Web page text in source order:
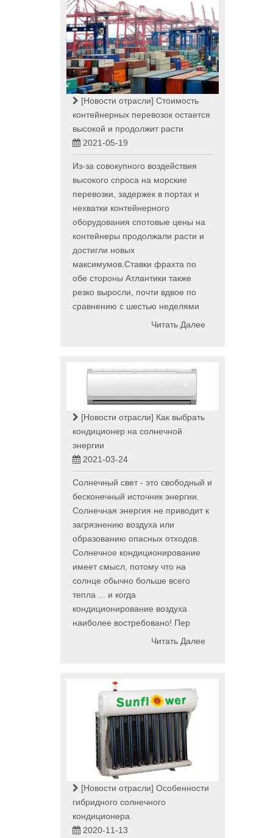
[Новости отрасли] Стоимость
контейнерных перевозок остается
высокой и продолжит расти
2021-05-19
Из-за совокупного воздействия
высокого спроса на морские
перевозки, задержек в портах и
нехватки контейнерного
оборудования спотовые цены на
контейнеры продолжали расти и
достигли новых
максимумов.Ставки фрахта по
обе стороны Атлантики также
резко выросли, почти вдвое по
сравнению с шестью неделями
Читать Далее
[Новости отрасли] Как выбрать
кондиционер на солнечной
энергии
2021-03-24
Солнечный свет - это свободный и
бесконечный источник энергии.
Солнечная энергия не приводит к
загрязнению воздуха или
образованию опасных отходов.
Солнечное кондиционирование
имеет смысл, потому что на
солнце обычно больше всего
тепла ... и когда
кондиционирование воздуха
наиболее востребовано! Пер
Читать Далее
[Новости отрасли] Особенности
гибридного солнечного
кондиционера
2020-11-13